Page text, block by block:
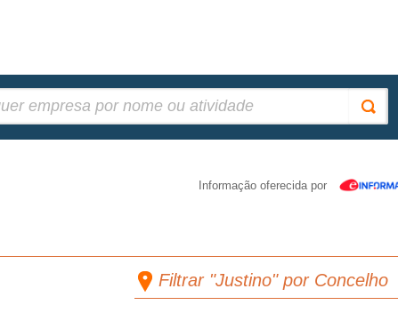
Informação oferecida por
Filtrar "Justino" por Concelho